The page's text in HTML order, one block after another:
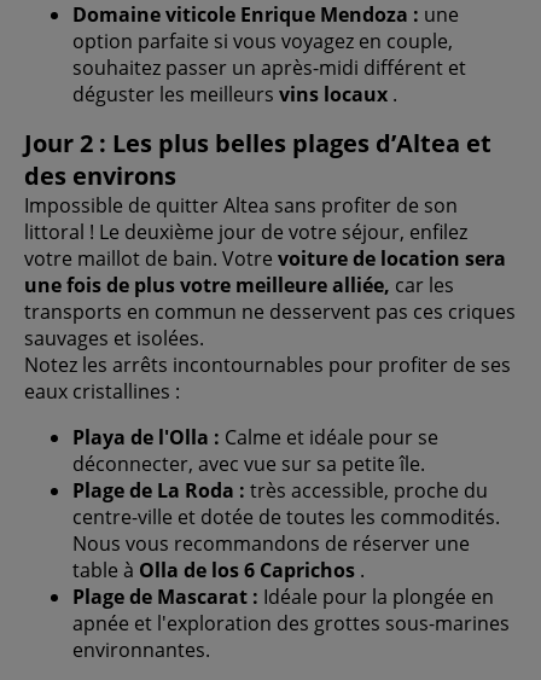
Domaine viticole Enrique Mendoza : une
option parfaite si vous voyagez en couple,
souhaitez passer un après-midi différent et
déguster les meilleurs vins locaux .
Jour 2 : Les plus belles plages d’Altea et
des environs
Impossible de quitter Altea sans profiter de son
littoral ! Le deuxième jour de votre séjour, enfilez
votre maillot de bain. Votre voiture de location sera
une fois de plus votre meilleure alliée, car les
transports en commun ne desservent pas ces criques
sauvages et isolées.
Notez les arrêts incontournables pour profiter de ses
eaux cristallines :
Playa de l'Olla : Calme et idéale pour se
déconnecter, avec vue sur sa petite île.
Plage de La Roda : très accessible, proche du
centre-ville et dotée de toutes les commodités.
Nous vous recommandons de réserver une
table à Olla de los 6 Caprichos .
Plage de Mascarat : Idéale pour la plongée en
apnée et l'exploration des grottes sous-marines
environnantes.